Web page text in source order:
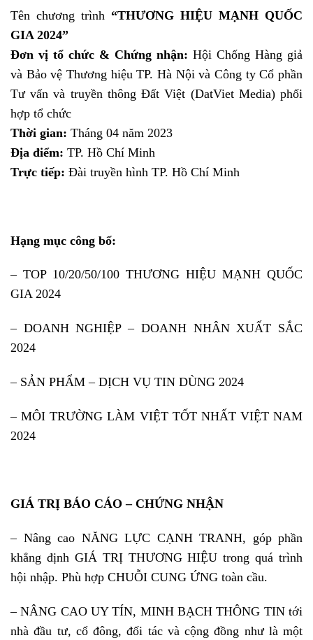
Tên chương trình “THƯƠNG HIỆU MẠNH QUỐC
GIA 2024”
Đơn vị tổ chức & Chứng nhận: Hội Chống Hàng giả
và Bảo vệ Thương hiệu TP. Hà Nội và Công ty Cổ phần
Tư vấn và truyền thông Đất Việt (DatViet Media) phối
hợp tổ chức
Thời gian: Tháng 04 năm 2023
Địa điểm: TP. Hồ Chí Minh
Trực tiếp: Đài truyền hình TP. Hồ Chí Minh
Hạng mục công bố:
– TOP 10/20/50/100 THƯƠNG HIỆU MẠNH QUỐC
GIA 2024
– DOANH NGHIỆP – DOANH NHÂN XUẤT SẮC
2024
– SẢN PHẨM – DỊCH VỤ TIN DÙNG 2024
– MÔI TRƯỜNG LÀM VIỆT TỐT NHẤT VIỆT NAM
2024
GIÁ TRỊ BÁO CÁO – CHỨNG NHẬN
– Nâng cao NĂNG LỰC CẠNH TRANH, góp phần
khẳng định GIÁ TRỊ THƯƠNG HIỆU trong quá trình
hội nhập. Phù hợp CHUỖI CUNG ỨNG toàn cầu.
– NÂNG CAO UY TÍN, MINH BẠCH THÔNG TIN tới
nhà đầu tư, cổ đông, đối tác và cộng đồng như là một